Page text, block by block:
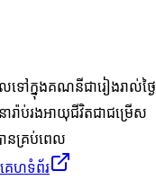
លទៅក្នុងគណនីជារៀងរាល់ថ្ងៃ
រ៉ាប់រងអាយុជីវិតជាជម្រើស
ានគ្រប់ពេល
េហទំព័រ